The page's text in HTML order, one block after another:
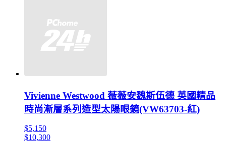
Vivienne Westwood 薇薇安魏斯伍德 英國精品
時尚漸層系列造型太陽眼鏡(VW63703-紅)
$5,150
$10,300